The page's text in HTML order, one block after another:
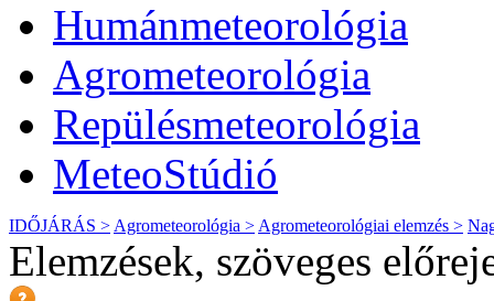
Humánmeteorológia
Agrometeorológia
Repülésmeteorológia
MeteoStúdió
IDŐJÁRÁS > Agrometeorológia > Agrometeorológiai elemzés >
Elemzések, szöveges